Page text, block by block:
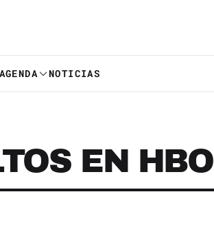
AGENDA NOTICIAS
EN HBO